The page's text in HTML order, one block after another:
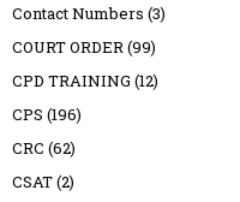
Contact Numbers (3)
COURT ORDER(99)
CPD TRAINING (12)
CPS (196)
CRC (62)
CSAT(2)